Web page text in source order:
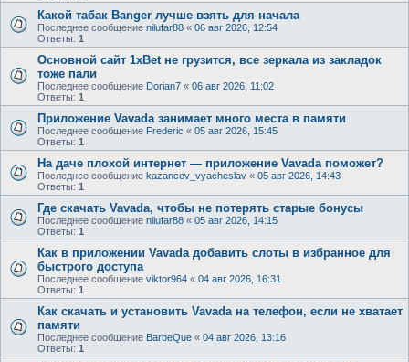
Какой табак Banger лучше взять для начала
Последнее сообщение nilufar88 « 06 авг 2026, 12:54
Ответы: 1
Основной сайт 1xBet не грузится, все зеркала из закладок
тоже пали
Последнее сообщение Dorian7 « 06 авг 2026, 11:02
Ответы: 1
Приложение Vavada занимает много места в памяти
Последнее сообщение Frederic « 05 авг 2026, 15:45
Ответы: 1
На даче плохой интернет — приложение Vavada поможет?
Последнее сообщение kazancev_vyacheslav « 05 авг 2026, 14:43
Ответы: 1
Где скачать Vavada, чтобы не потерять старые бонусы
Последнее сообщение nilufar88 « 05 авг 2026, 14:15
Ответы: 1
Как в приложении Vavada добавить слоты в избранное для
быстрого доступа
Последнее сообщение viktor964 « 04 авг 2026, 16:31
Ответы: 1
Как скачать и установить Vavada на телефон, если не хватает
памяти
Последнее сообщение BarbeQue « 04 авг 2026, 13:16
Ответы: 1